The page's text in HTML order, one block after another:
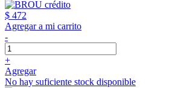
$ 472
Agregar a mi carrito
-
+
Agregar
No hay suficiente stock disponible